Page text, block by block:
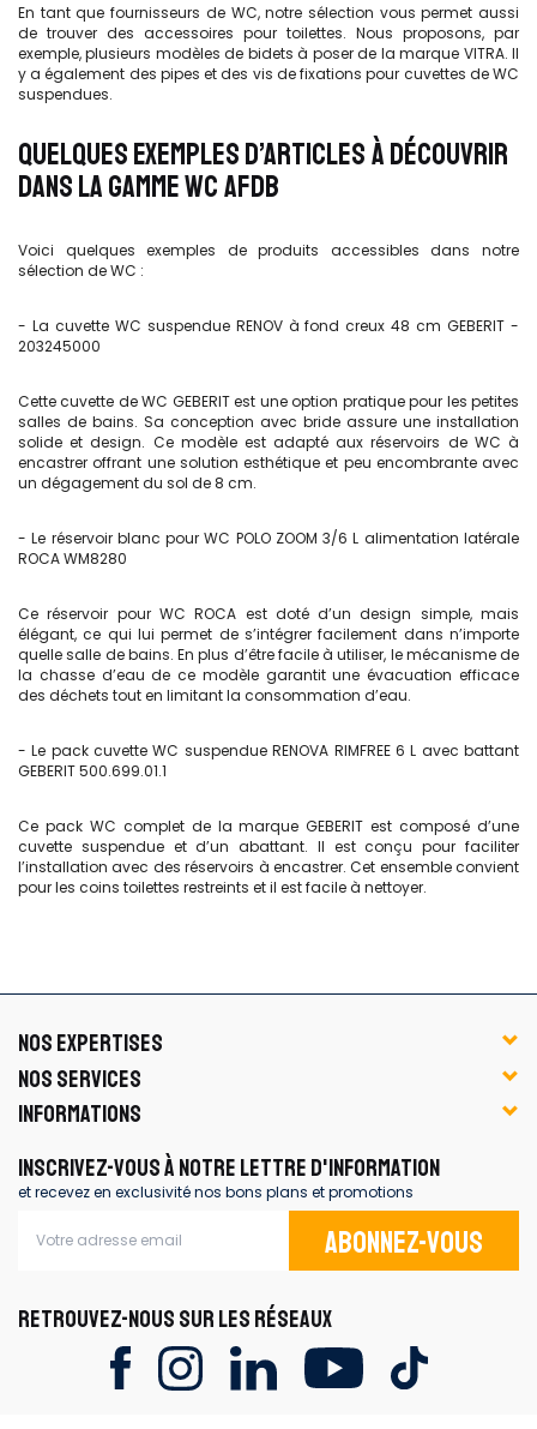
En tant que fournisseurs de WC, notre sélection vous permet aussi
de trouver des accessoires pour toilettes. Nous proposons, par
exemple, plusieurs modèles de bidets à poser de la marque VITRA. Il
y a également des pipes et des vis de fixations pour cuvettes de WC
suspendues.
QUELQUES EXEMPLES D’ARTICLES À DÉCOUVRIR
DANS LA GAMME WC AFDB
Voici quelques exemples de produits accessibles dans notre
sélection de WC :
- La cuvette WC suspendue RENOV à fond creux 48 cm GEBERIT -
203245000
Cette cuvette de WC GEBERIT est une option pratique pour les petites
salles de bains. Sa conception avec bride assure une installation
solide et design. Ce modèle est adapté aux réservoirs de WC à
encastrer offrant une solution esthétique et peu encombrante avec
un dégagement du sol de 8 cm.
- Le réservoir blanc pour WC POLO ZOOM 3/6 L alimentation latérale
ROCA WM8280
Ce réservoir pour WC ROCA est doté d’un design simple, mais
élégant, ce qui lui permet de s’intégrer facilement dans n’importe
quelle salle de bains. En plus d’être facile à utiliser, le mécanisme de
la chasse d’eau de ce modèle garantit une évacuation efficace
des déchets tout en limitant la consommation d’eau.
- Le pack cuvette WC suspendue RENOVA RIMFREE 6 L avec battant
GEBERIT 500.699.01.1
Ce pack WC complet de la marque GEBERIT est composé d’une
cuvette suspendue et d’un abattant. Il est conçu pour faciliter
l’installation avec des réservoirs à encastrer. Cet ensemble convient
pour les coins toilettes restreints et il est facile à nettoyer.
NOS EXPERTISES
NOS SERVICES
INFORMATIONS
INSCRIVEZ-VOUS À NOTRE LETTRE D'INFORMATION
et recevez en exclusivité nos bons plans et promotions
Abonnez-vous
RETROUVEZ-NOUS SUR LES RÉSEAUX